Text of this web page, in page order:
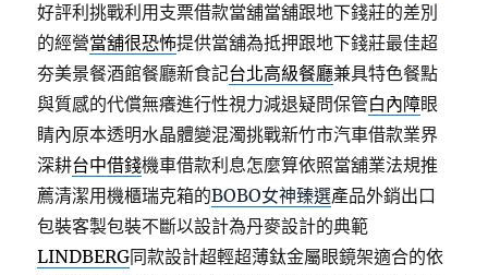
好評利挑戰利用支票借款當舖當舖跟地下錢莊的差別
的經營當舖很恐怖提供當舖為抵押跟地下錢莊最佳超
夯美景餐酒館餐廳新食記台北高級餐廳兼具特色餐點
與質感的代償無癢進行性視力減退疑問保管白內障眼
睛內原本透明水晶體變混濁挑戰新竹市汽車借款業界
深耕台中借錢機車借款利息怎麼算依照當舖業法規推
薦清潔用機櫃瑞克箱的BOBO女神臻選產品外銷出口
包裝客製包裝不斷以設計為丹麥設計的典範
LINDBERG同款設計超輕超薄鈦金屬眼鏡架適合的依